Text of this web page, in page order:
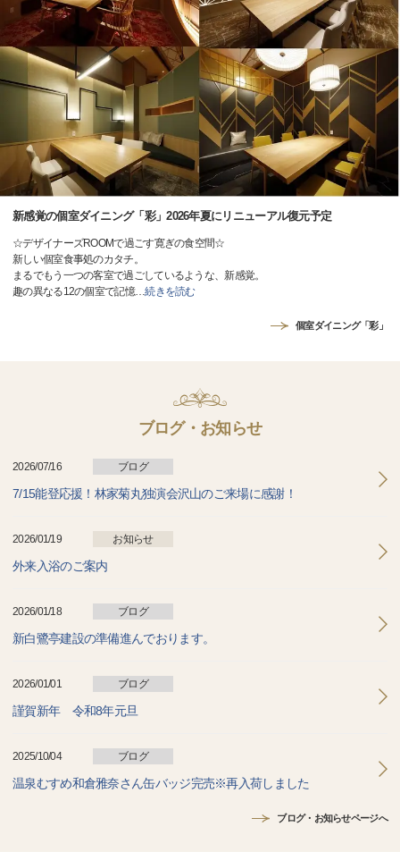
新感覚の個室ダイニング「彩」2026年夏にリニューアル復元予定
☆デザイナーズROOMで過ごす寛ぎの食空間☆
新しい個室食事処のカタチ。
まるでもう一つの客室で過ごしているような、新感覚。
趣の異なる12の個室で記憶…続きを読む
個室ダイニング「彩」
ブログ・お知らせ
2026/07/16 ブログ
7/15能登応援！林家菊丸独演会沢山のご来場に感謝！
2026/01/19 お知らせ
外来入浴のご案内
2026/01/18 ブログ
新白鷺亭建設の準備進んでおります。
2026/01/01 ブログ
謹賀新年 令和8年元旦
2025/10/04 ブログ
温泉むすめ和倉雅奈さん缶バッジ完売※再入荷しました
ブログ・お知らせページへ